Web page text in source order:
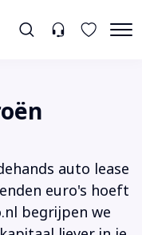
auto lease
euro's hoeft
begrijpen we